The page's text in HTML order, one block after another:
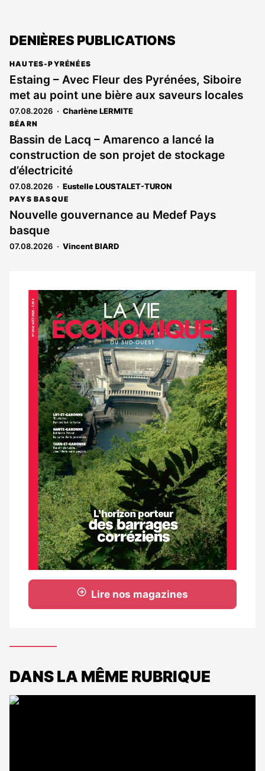
DENIÈRES PUBLICATIONS
HAUTES-PYRÉNÉES
Estaing – Avec Fleur des Pyrénées, Siboire
met au point une bière aux saveurs locales
07.08.2026 Charlène LERMITE
BÉARN
Bassin de Lacq – Amarenco a lancé la
construction de son projet de stockage
d’électricité
07.08.2026 Eustelle LOUSTALET-TURON
PAYS BASQUE
Nouvelle gouvernance au Medef Pays
basque
07.08.2026 Vincent BIARD
Notre
dernier
magazine
Lire nos magazines
DANS LA MÊME RUBRIQUE